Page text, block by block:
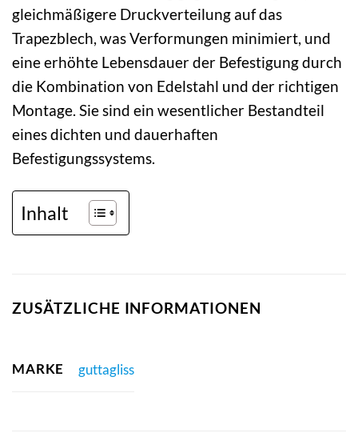
gleichmäßigere Druckverteilung auf das
Trapezblech, was Verformungen minimiert, und
eine erhöhte Lebensdauer der Befestigung durch
die Kombination von Edelstahl und der richtigen
Montage. Sie sind ein wesentlicher Bestandteil
eines dichten und dauerhaften
Befestigungssystems.
Inhalt
ZUSÄTZLICHE INFORMATIONEN
MARKE guttagliss